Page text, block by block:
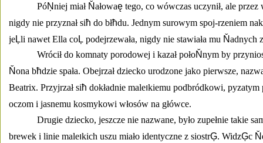
PóŅniej miał Ňałowaę tego, co wówczas uczynił, ale przez
nigdy nie przyznał siħ do błħdu. Jednym surowym spoj-rzeniem
jeĻli nawet Ella coĻ podejrzewała, nigdy nie stawiała mu Ňadnych
Wrócił do komnaty porodowej i kazał połoŇnym by
Ňona bħdzie spała. Obejrzał dziecko urodzone jako pierwsze,
Beatrix. Przyjrzał siħ dokładnie maleıkiemu podbródkowi,
oczom i jasnemu kosmykowi włosów na główce.
Drugie dziecko, jeszcze nie nazwane, było zupełnie takie
brewek i linie maleıkich uszu miało identyczne z siostrĢ. WidzĢc Ň